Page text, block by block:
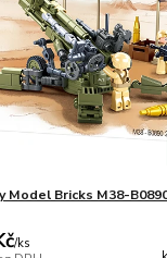
Model Bricks M38-
/ks